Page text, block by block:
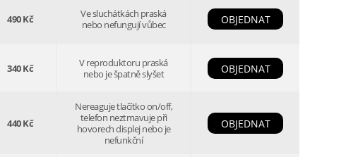
490 Kč
Ve sluchátkách praská
nebo nefungují vůbec
OBJEDNAT
340 Kč
V reproduktoru praská
nebo je špatně slyšet
OBJEDNAT
440 Kč
Nereaguje tlačítko on/off,
telefon neztmavuje při
hovorech displej nebo je
nefunkční
OBJEDNAT